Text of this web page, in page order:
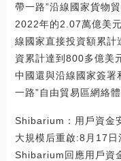
帶一路”沿線國家貨物
2022年的2.07萬億美
線國家直接投資額累
資累計達到800多億美
中國還與沿線國家簽署
一路”自由貿易區網絡
Shibarium：用戶資金
大規模后重啟:8月17
Shibarium回應用戶資